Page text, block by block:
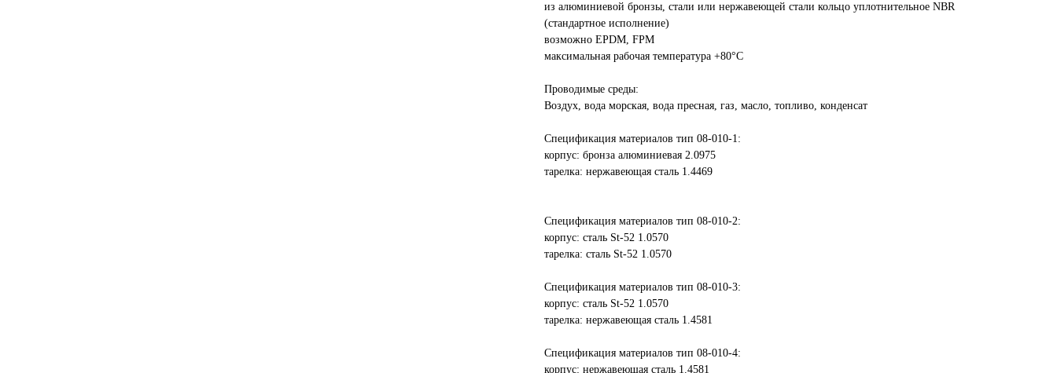
из алюминиевой бронзы, стали или нержавеющей стали кольцо уплотнительное NBR
(стандартное исполнение)
возможно EPDM, FPM
максимальная рабочая температура +80°С
Проводимые среды:
Воздух, вода морская, вода пресная, газ, масло, топливо, конденсат
Спецификация материалов тип 08-010-1:
корпус: бронза алюминиевая 2.0975
тарелка: нержавеющая сталь 1.4469
Спецификация материалов тип 08-010-2:
корпус: сталь St-52 1.0570
тарелка: сталь St-52 1.0570
Спецификация материалов тип 08-010-3:
корпус: сталь St-52 1.0570
тарелка: нержавеющая сталь 1.4581
Спецификация материалов тип 08-010-4:
корпус: нержавеющая сталь 1.4581